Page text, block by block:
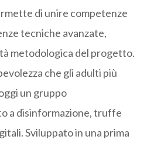
di unire competenze
tecniche avanzate,
metodologica del progetto.
che gli adulti più
un gruppo
a disinformazione, truffe
Sviluppato in una prima